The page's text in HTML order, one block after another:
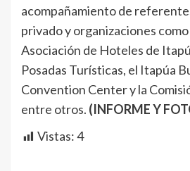
acompañamiento de
privado y organizaciones
Asociación de Hoteles de
Posadas Turísticas, el Itapúa
Convention Center y la
entre otros. (INFORME Y
Vistas:4